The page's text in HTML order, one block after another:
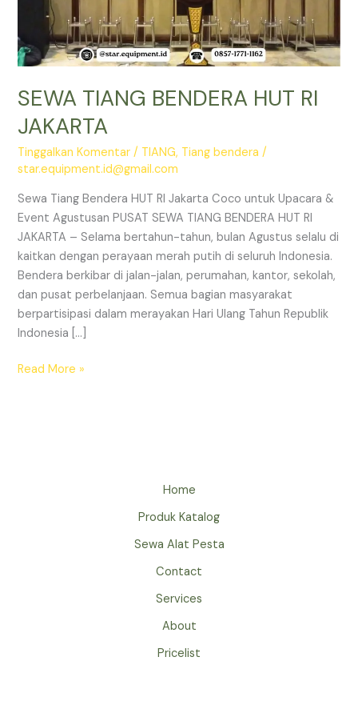
SEWA TIANG BENDERA HUT RI
JAKARTA
Tinggalkan Komentar / TIANG, Tiang bendera /
star.equipment.id@gmail.com
Sewa Tiang Bendera HUT RI Jakarta Coco untuk Upacara &
Event Agustusan PUSAT SEWA TIANG BENDERA HUT RI
JAKARTA – Selama bertahun-tahun, bulan Agustus selalu di
kaitkan dengan perayaan merah putih di seluruh Indonesia.
Bendera berkibar di jalan-jalan, perumahan, kantor, sekolah,
dan pusat perbelanjaan. Semua bagian masyarakat
berpartisipasi dalam merayakan Hari Ulang Tahun Republik
Indonesia […]
SEWA
Read More »
Home
Produk Katalog
Sewa Alat Pesta
Contact
Services
About
Pricelist